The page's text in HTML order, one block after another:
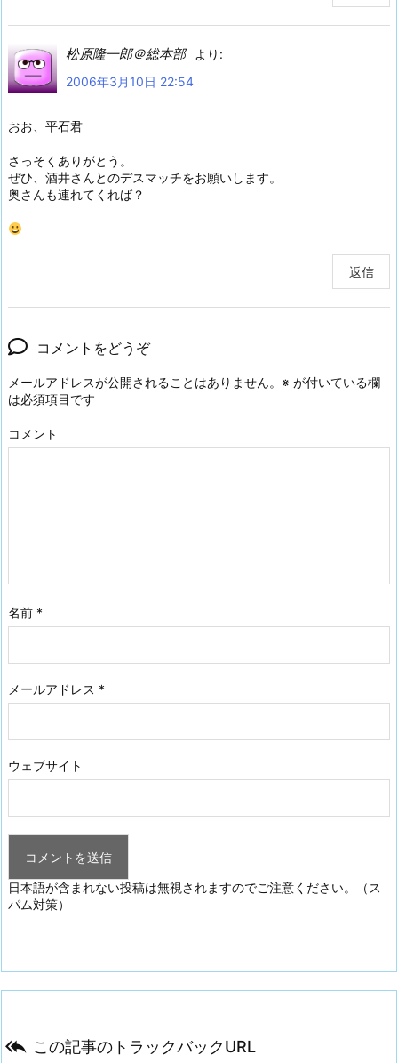
松原隆一郎＠総本部
より:
2006年3月10日 22:54
おお、平石君
さっそくありがとう。
ぜひ、酒井さんとのデスマッチをお願いします。
奥さんも連れてくれば？
返信
コメントをどうぞ
メールアドレスが公開されることはありません。 ※ が付いている欄
は必須項目です
コメント
名前 *
メールアドレス *
ウェブサイト
日本語が含まれない投稿は無視されますのでご注意ください。（ス
パム対策）
 この記事のトラックバックURL